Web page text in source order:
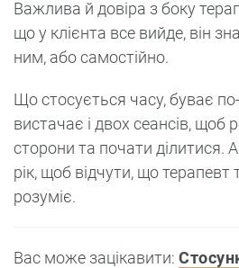
Важлива й довіра з боку
що у клієнта все вийде, він
ним, або самостійно.
Що стосується часу, буває
вистачає і двох сеансів, щоб
сторони та почати ділитися.
рік, щоб відчути, що терапевт
розуміє.
Вас може зацікавити: